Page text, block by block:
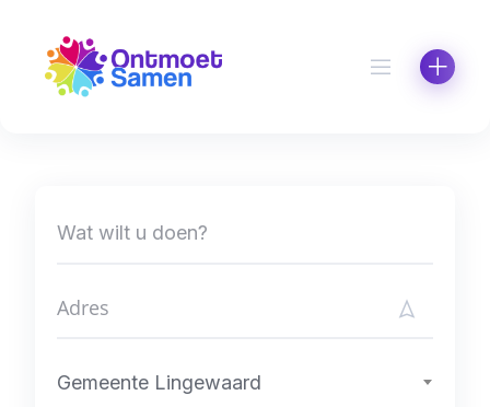
content
Gemeente Lingewaard